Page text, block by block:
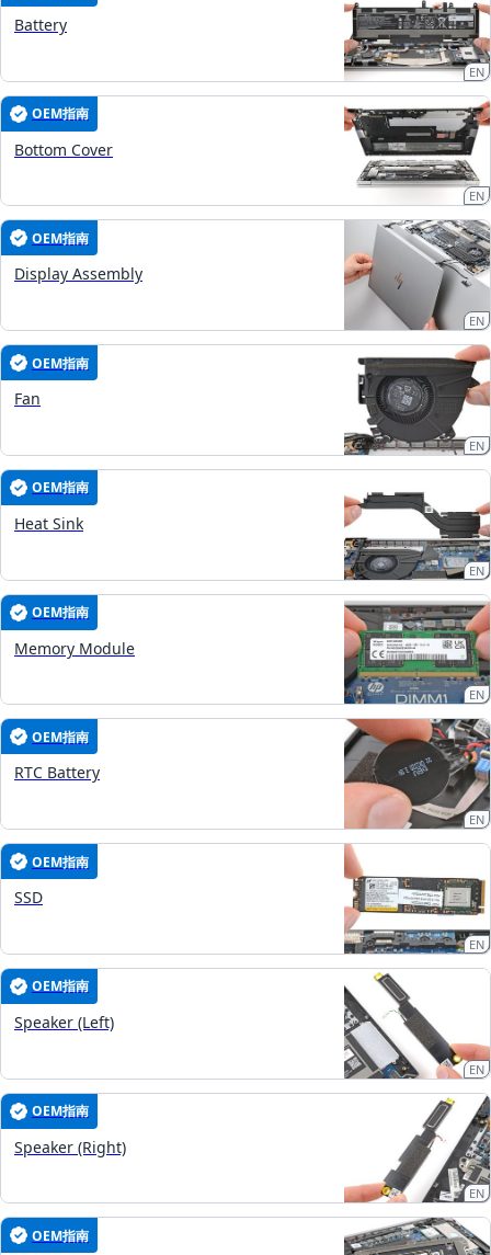
Battery
EN
OEM指南
Bottom Cover
EN
OEM指南
Display Assembly
EN
OEM指南
Fan
EN
OEM指南
Heat Sink
EN
OEM指南
Memory Module
EN
OEM指南
RTC Battery
EN
OEM指南
SSD
EN
OEM指南
Speaker (Left)
EN
OEM指南
Speaker (Right)
EN
OEM指南